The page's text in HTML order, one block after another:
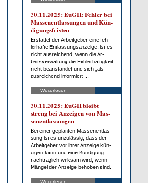
30.11.2025: EuGH: Feh­ler bei
Mas­sen­ent­las­sun­gen und Kün­
di­gungs­fris­ten
Er­stat­tet der Ar­beit­ge­ber ei­ne feh­
ler­haf­te Ent­las­sungs­an­zei­ge, ist es
nicht aus­rei­chend, wenn die Ar­
beits­ver­wal­tung die Feh­ler­haf­tig­keit
nicht be­an­stan­det und sich „als
aus­rei­chend in­for­miert ...
Weiterlesen
30.11.2025: EuGH bleibt
streng bei An­zei­gen von Mas­
sen­ent­las­sun­gen
Bei ei­ner ge­plan­ten Mas­sen­ent­las­
sung ist es un­zu­läs­sig, dass der
Ar­beit­ge­ber vor ih­rer An­zei­ge kün­
di­gen kann und ei­ne Kün­di­gung
nach­träg­lich wirk­sam wird, wenn
Män­gel der An­zei­ge be­ho­ben sind.
Weiterlesen